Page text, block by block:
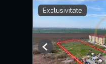
Exclusivitate
Previous